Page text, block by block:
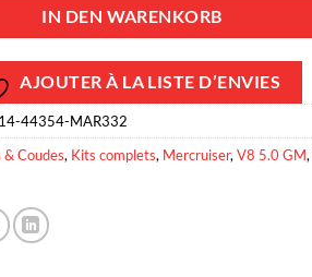
IN DEN WARENKORB
AJOUTER À LA LISTE D’ENVIES
44354-MAR332
Coudes, Kits complets, Mercruiser, V8 5.0 GM,